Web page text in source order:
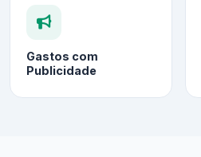
Gastos com
Publicidade